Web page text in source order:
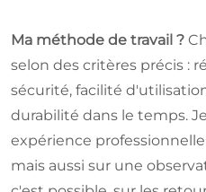
Ma méthode de travail ?
selon des critères précis :
sécurité, facilité
durabilité dans le temps.
expérience
mais aussi sur une